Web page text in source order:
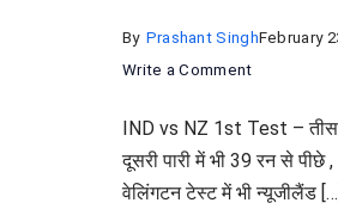
By Prashant SinghFebruary
Write a Commenton
vs
NZ
1st
IND vs NZ 1st Test –
दूसरी पारी में भी 39 रन से
वेलिंगटन टेस्ट में भी न्यूजीलैंड